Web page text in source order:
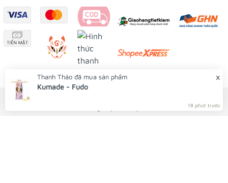
👉Yushou 御守
👉Phụ Kiện Bạch Dương
👉Tiệm Điều Ước
x
Thanh Thảo đã mua sản phẩm
Kumade - Fudo
18 phút trước